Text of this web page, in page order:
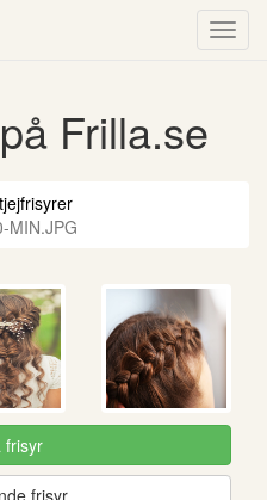
Frilla.se
MIN.JPG
frisyr
frisyr